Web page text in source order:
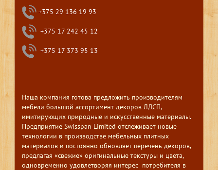
+375 29 136 19 93
+375 17 242 45 12
+375 17 373 95 13
Наша компания готова предложить производителям
мебели большой ассортимент декоров ЛДСП,
имитирующих природные и искусственные материалы.
Предприятие Swisspan Limited отслеживает новые
технологии в производстве мебельных плитных
материалов и постоянно обновляет перечень декоров,
предлагая «свежие» оригинальные текстуры и цвета,
одновременно удовлетворяя интерес потребителя в